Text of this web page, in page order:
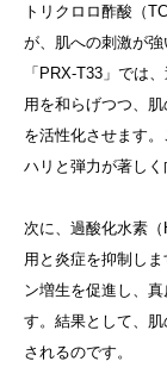
トリクロロ酢酸（
が、肌への刺激が強
「PRX-T33」では
用を和らげつつ、
を活性化させます
ハリと弾力が著しく
次に、過酸化水素
用と炎症を抑制し
ン増生を促進し、
す。結果として、
されるのです。